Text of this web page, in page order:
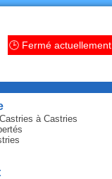
🕒 Fermé actuellement
à Castries